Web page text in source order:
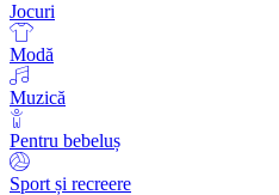
Jocuri
Modă
Muzică
Pentru bebeluș
Sport și recreere